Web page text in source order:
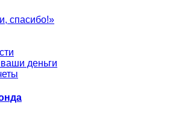
спасибо!»
деньги